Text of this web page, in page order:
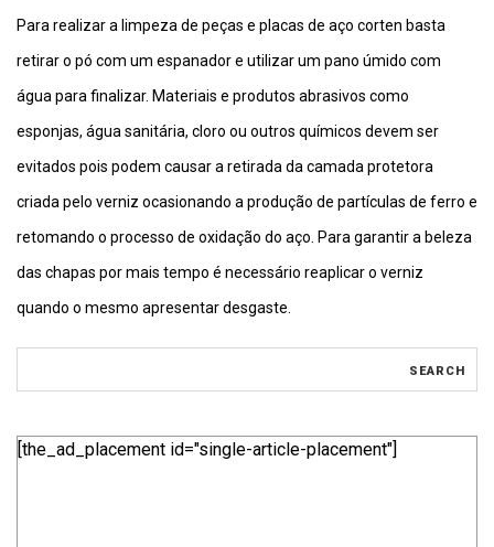
Para realizar a limpeza de peças e placas de aço corten basta
retirar o pó com um espanador e utilizar um pano úmido com
água para finalizar. Materiais e produtos abrasivos como
esponjas, água sanitária, cloro ou outros químicos devem ser
evitados pois podem causar a retirada da camada protetora
criada pelo verniz ocasionando a produção de partículas de ferro e
retomando o processo de oxidação do aço. Para garantir a beleza
das chapas por mais tempo é necessário reaplicar o verniz
quando o mesmo apresentar desgaste.
[the_ad_placement id="single-article-placement"]